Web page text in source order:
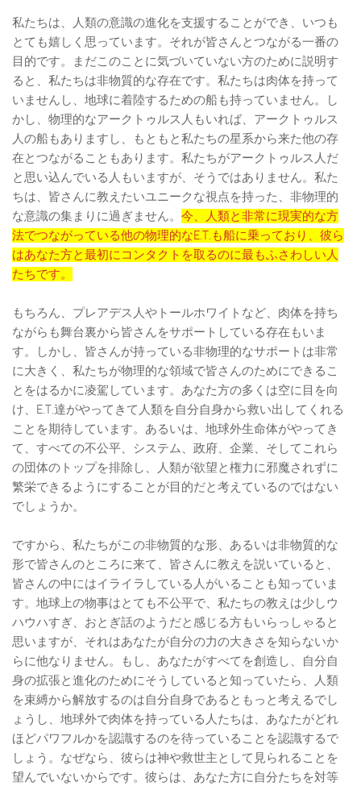
私たちは、人類の意識の進化を支援することができ、いつも
とても嬉しく思っています。それが皆さんとつながる一番の
目的です。まだこのことに気づいていない方のために説明す
ると、私たちは非物質的な存在です。私たちは肉体を持って
いませんし、地球に着陸するための船も持っていません。し
かし、物理的なアークトゥルス人もいれば、アークトゥルス
人の船もありますし、もともと私たちの星系から来た他の存
在とつながることもあります。私たちがアークトゥルス人だ
と思い込んでいる人もいますが、そうではありません。私た
ちは、皆さんに教えたいユニークな視点を持った、非物理的
な意識の集まりに過ぎません。 今、人類と非常に現実的な方
法でつながっている他の物理的なE.T.も船に乗っており、彼ら
はあなた方と最初にコンタクトを取るのに最もふさわしい人
たちです。
もちろん、プレアデス人やトールホワイトなど、肉体を持ち
ながらも舞台裏から皆さんをサポートしている存在もいま
す。しかし、皆さんが持っている非物理的なサポートは非常
に大きく、私たちが物理的な領域で皆さんのためにできるこ
とをはるかに凌駕しています。あなた方の多くは空に目を向
け、E.T.達がやってきて人類を自分自身から救い出してくれる
ことを期待しています。あるいは、地球外生命体がやってき
て、すべての不公平、システム、政府、企業、そしてこれら
の団体のトップを排除し、人類が欲望と権力に邪魔されずに
繁栄できるようにすることが目的だと考えているのではない
でしょうか。
ですから、私たちがこの非物質的な形、あるいは非物質的な
形で皆さんのところに来て、皆さんに教えを説いていると、
皆さんの中にはイライラしている人がいることも知っていま
す。地球上の物事はとても不公平で、私たちの教えは少しウ
ハウハすぎ、おとぎ話のようだと感じる方もいらっしゃると
思いますが、それはあなたが自分の力の大きさを知らないか
らに他なりません。もし、あなたがすべてを創造し、自分自
身の拡張と進化のためにそうしていると知っていたら、人類
を束縛から解放するのは自分自身であるともっと考えるでし
ょうし、地球外で肉体を持っている人たちは、あなたがどれ
ほどパワフルかを認識するのを待っていることを認識するで
しょう。なぜなら、彼らは神や救世主として見られることを
望んでいないからです。彼らは、あなた方に自分たちを対等